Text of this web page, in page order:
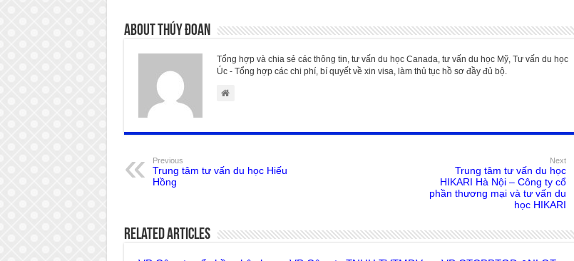
About Thúy Đoan
Tổng hợp và chia sẻ các thông tin, tư vấn du học Canada, tư vấn du học Mỹ, Tư vấn du học
Úc - Tổng hợp các chi phí, bí quyết về xin visa, làm thủ tục hồ sơ đầy đủ bộ.
Previous
Trung tâm tư vấn du học Hiếu
Hồng
Next
Trung tâm tư vấn du học
HIKARI Hà Nội – Công ty cổ
phần thương mại và tư vấn du
học HIKARI
Related Articles